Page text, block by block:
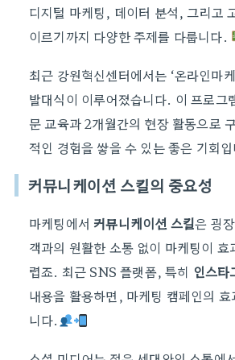
디지털 마케팅, 데이터 분석, 그리고
이르기까지 다양한 주제를 다룹니다.
최근 강원혁신센터에서는 ‘온라인마
발대식이 이루어졌습니다. 이 프로그
문 교육과 2개월간의 현장 활동으로
적인 경험을 쌓을 수 있는 좋은 기회
커뮤니케이션 스킬의 중요성
마케팅에서 커뮤니케이션 스킬은 굉
객과의 원활한 소통 없이 마케팅이 효
렵죠. 최근 SNS 플랫폼, 특히 인스타
내용을 활용하면, 마케팅 캠페인의
니다.